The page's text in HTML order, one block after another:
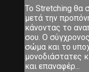
Το Stretching θα
μετά την
κάνοντας το
σου. Ο
σώμα και το
μονοδιάστατες
και επαναφέρ...